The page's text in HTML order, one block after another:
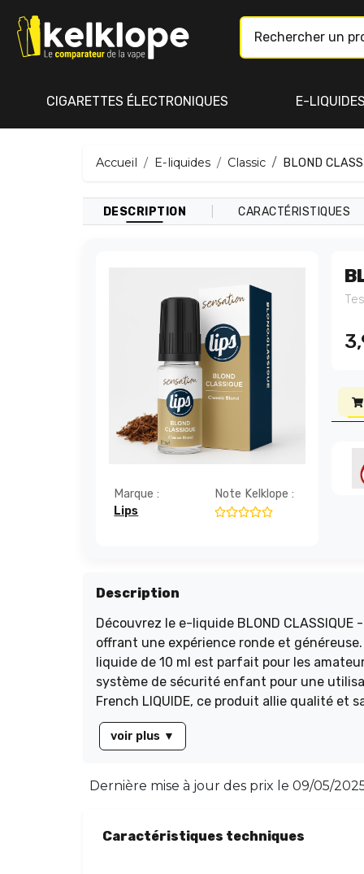
CIGARETTES ÉLECTRONIQUES E-
Accueil E-liquides Classic BLOND
DESCRIPTION CARACTÉRISTIQUES
Marque :
Lips
Note Kelklope :
Description
Découvrez le e-liquide BLOND
offrant une expérience ronde et
liquide de 10 ml est parfait pour les
système de sécurité enfant pour une
French LIQUIDE, ce produit allie qualité et
CLASSIQUE et savourez chaque bouffée.
voir plus ▼
Dernière mise à jour des prix le 09/05/
Caractéristiques techniques